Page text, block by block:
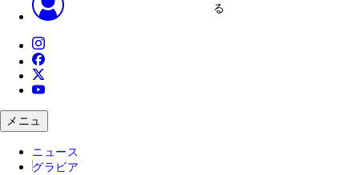
る
メニュ
ニュース
グラビア